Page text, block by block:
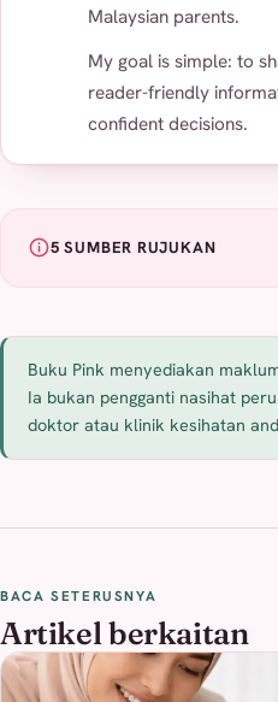
Malaysian parents.
My goal is simple: to
reader-friendly
confident decisions.
5 SUMBER RUJUKAN
Buku Pink menyediakan
Ia bukan pengganti nasihat
doktor atau klinik kesihatan
BACA SETERUSNYA
Artikel berkaitan